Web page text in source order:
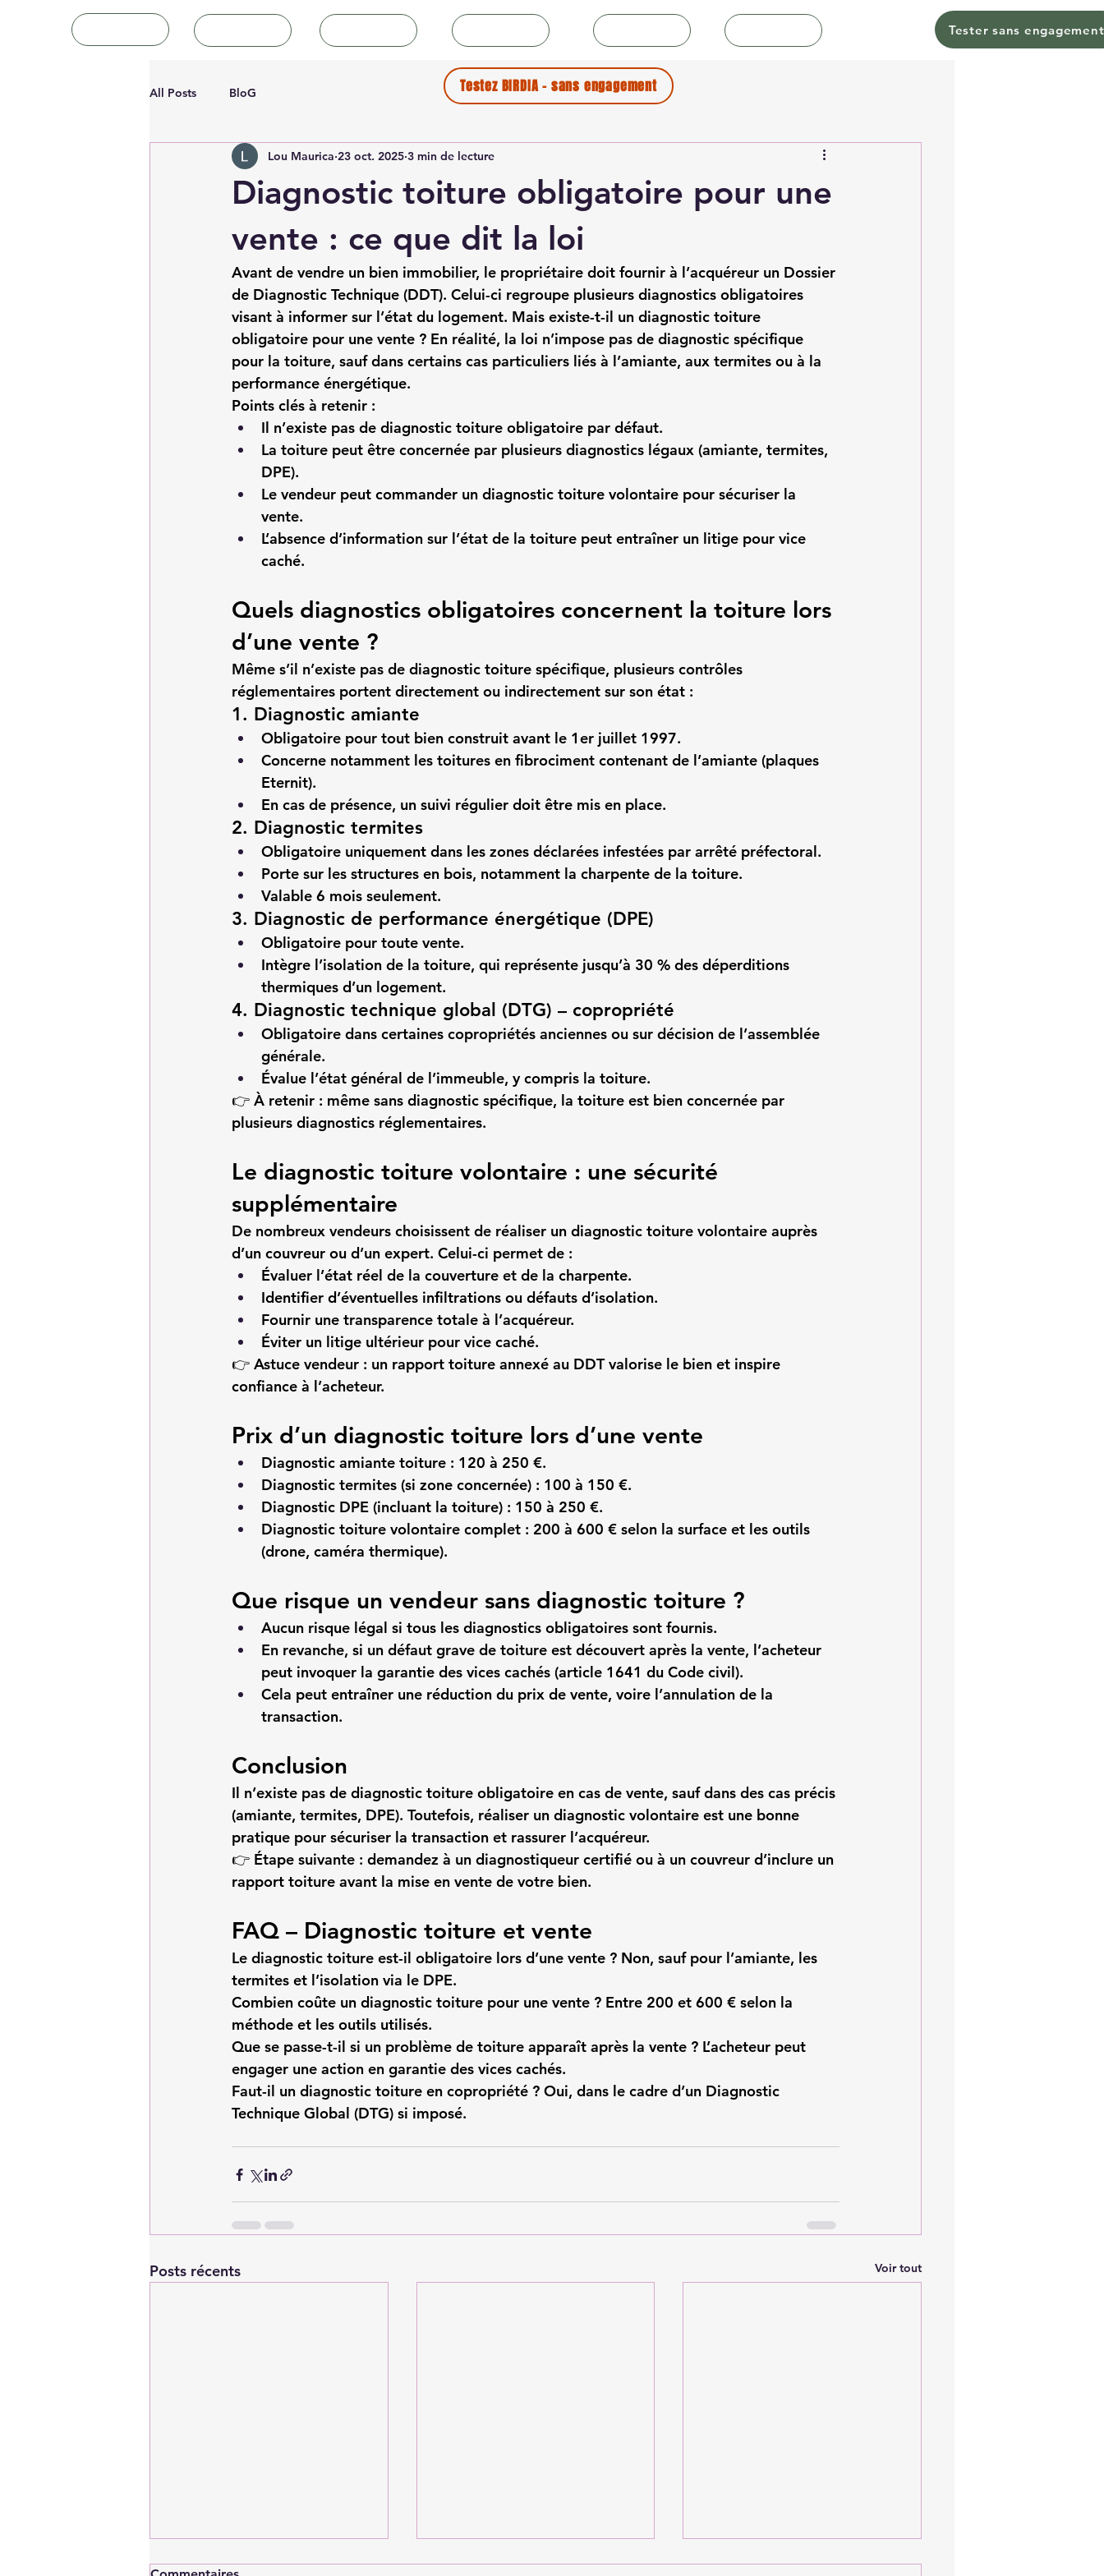
Tester sans engagement
All Posts BloG
Diagnostic toiture obligatoire pour une
vente : ce que dit la loi
Lou Maurica 23 oct. 2025 3 min de lecture
Avant de vendre un bien immobilier, le propriétaire doit fournir à l’acquéreur un Dossier
de Diagnostic Technique (DDT). Celui-ci regroupe plusieurs diagnostics obligatoires
visant à informer sur l’état du logement. Mais existe-t-il un diagnostic toiture
obligatoire pour une vente ? En réalité, la loi n’impose pas de diagnostic spécifique
pour la toiture, sauf dans certains cas particuliers liés à l’amiante, aux termites ou à la
performance énergétique.
Points clés à retenir :
Il n’existe pas de diagnostic toiture obligatoire par défaut.
La toiture peut être concernée par plusieurs diagnostics légaux (amiante, termites,
DPE).
Le vendeur peut commander un diagnostic toiture volontaire pour sécuriser la
vente.
L’absence d’information sur l’état de la toiture peut entraîner un litige pour vice
caché.
Quels diagnostics obligatoires concernent la toiture lors
d’une vente ?
Même s’il n’existe pas de diagnostic toiture spécifique, plusieurs contrôles
réglementaires portent directement ou indirectement sur son état :
1. Diagnostic amiante
Obligatoire pour tout bien construit avant le 1er juillet 1997.
Concerne notamment les toitures en fibrociment contenant de l’amiante (plaques
Eternit).
En cas de présence, un suivi régulier doit être mis en place.
2. Diagnostic termites
Obligatoire uniquement dans les zones déclarées infestées par arrêté préfectoral.
Porte sur les structures en bois, notamment la charpente de la toiture.
Valable 6 mois seulement.
3. Diagnostic de performance énergétique (DPE)
Obligatoire pour toute vente.
Intègre l’isolation de la toiture, qui représente jusqu’à 30 % des déperditions
thermiques d’un logement.
4. Diagnostic technique global (DTG) – copropriété
Obligatoire dans certaines copropriétés anciennes ou sur décision de l’assemblée
générale.
Évalue l’état général de l’immeuble, y compris la toiture.
👉 À retenir : même sans diagnostic spécifique, la toiture est bien concernée par
plusieurs diagnostics réglementaires.
Le diagnostic toiture volontaire : une sécurité
supplémentaire
De nombreux vendeurs choisissent de réaliser un diagnostic toiture volontaire auprès
d’un couvreur ou d’un expert. Celui-ci permet de :
Évaluer l’état réel de la couverture et de la charpente.
Identifier d’éventuelles infiltrations ou défauts d’isolation.
Fournir une transparence totale à l’acquéreur.
Éviter un litige ultérieur pour vice caché.
👉 Astuce vendeur : un rapport toiture annexé au DDT valorise le bien et inspire
confiance à l’acheteur.
Prix d’un diagnostic toiture lors d’une vente
Diagnostic amiante toiture : 120 à 250 €.
Diagnostic termites (si zone concernée) : 100 à 150 €.
Diagnostic DPE (incluant la toiture) : 150 à 250 €.
Diagnostic toiture volontaire complet : 200 à 600 € selon la surface et les outils
(drone, caméra thermique).
Que risque un vendeur sans diagnostic toiture ?
Aucun risque légal si tous les diagnostics obligatoires sont fournis.
En revanche, si un défaut grave de toiture est découvert après la vente, l’acheteur
peut invoquer la garantie des vices cachés (article 1641 du Code civil).
Cela peut entraîner une réduction du prix de vente, voire l’annulation de la
transaction.
Conclusion
Il n’existe pas de diagnostic toiture obligatoire en cas de vente, sauf dans des cas précis
(amiante, termites, DPE). Toutefois, réaliser un diagnostic volontaire est une bonne
pratique pour sécuriser la transaction et rassurer l’acquéreur.
👉 Étape suivante : demandez à un diagnostiqueur certifié ou à un couvreur d’inclure un
rapport toiture avant la mise en vente de votre bien.
FAQ – Diagnostic toiture et vente
Le diagnostic toiture est-il obligatoire lors d’une vente ? Non, sauf pour l’amiante, les
termites et l’isolation via le DPE.
Combien coûte un diagnostic toiture pour une vente ? Entre 200 et 600 € selon la
méthode et les outils utilisés.
Que se passe-t-il si un problème de toiture apparaît après la vente ? L’acheteur peut
engager une action en garantie des vices cachés.
Faut-il un diagnostic toiture en copropriété ? Oui, dans le cadre d’un Diagnostic
Technique Global (DTG) si imposé.
Posts récents Voir tout
Testez BIRDIA - sans engagement